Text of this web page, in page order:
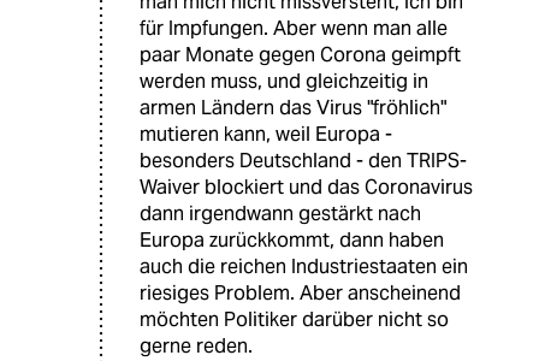
für Impfungen. Aber wenn man alle
paar Monate gegen Corona geimpft
werden muss, und gleichzeitig in
armen Ländern das Virus "fröhlich"
mutieren kann, weil Europa -
besonders Deutschland - den TRIPS-
Waiver blockiert und das Coronavirus
dann irgendwann gestärkt nach
Europa zurückkommt, dann haben
auch die reichen Industriestaaten ein
riesiges Problem. Aber anscheinend
möchten Politiker darüber nicht so
gerne reden.